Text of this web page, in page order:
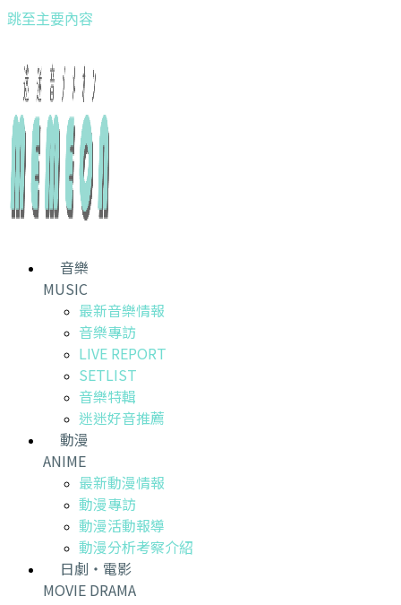
跳至主要內容
音樂
MUSIC
最新音樂情報
音樂專訪
LIVE REPORT
SETLIST
音樂特輯
迷迷好音推薦
動漫
ANIME
最新動漫情報
動漫專訪
動漫活動報導
動漫分析考察介紹
日劇・電影
MOVIE DRAMA